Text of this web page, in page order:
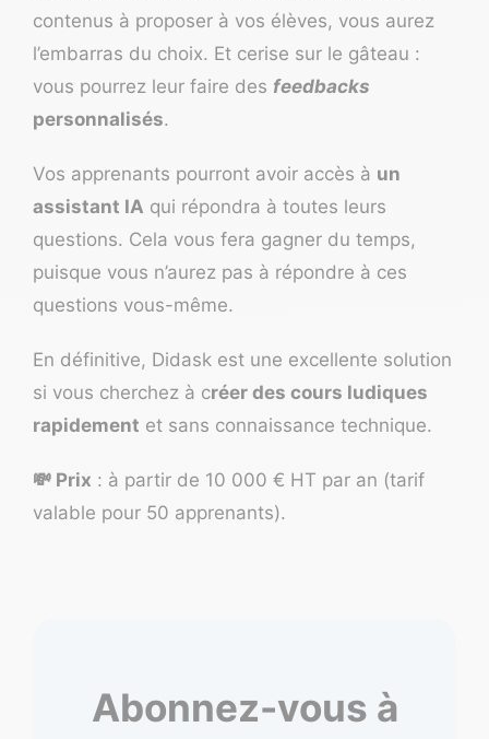
contenus à proposer à vos élèves, vous aurez
l’embarras du choix. Et cerise sur le gâteau :
vous pourrez leur faire des feedbacks
personnalisés.
Vos apprenants pourront avoir accès à un
assistant IA qui répondra à toutes leurs
questions. Cela vous fera gagner du temps,
puisque vous n’aurez pas à répondre à ces
questions vous-même.
En définitive, Didask est une excellente solution
si vous cherchez à créer des cours ludiques
rapidement et sans connaissance technique.
💸 Prix : à partir de 10 000 € HT par an (tarif
valable pour 50 apprenants).
Abonnez-vous à